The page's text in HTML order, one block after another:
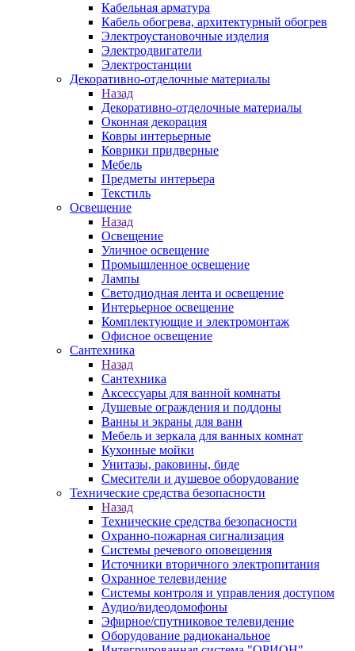
Кабельная арматура
Кабель обогрева, архитектурный обогрев
Электроустановочные изделия
Электродвигатели
Электростанции
Декоративно-отделочные материалы
Назад
Декоративно-отделочные материалы
Оконная декорация
Ковры интерьерные
Коврики придверные
Мебель
Предметы интерьера
Текстиль
Освещение
Назад
Освещение
Уличное освещение
Промышленное освещение
Лампы
Светодиодная лента и освещение
Интерьерное освещение
Комплектующие и электромонтаж
Офисное освещение
Сантехника
Назад
Сантехника
Аксессуары для ванной комнаты
Душевые ограждения и поддоны
Ванны и экраны для ванн
Мебель и зеркала для ванных комнат
Кухонные мойки
Унитазы, раковины, биде
Смесители и душевое оборудование
Технические средства безопасности
Назад
Технические средства безопасности
Охранно-пожарная сигнализация
Системы речевого оповещения
Источники вторичного электропитания
Охранное телевидение
Системы контроля и управления доступом
Аудио/видеодомофоны
Эфирное/спутниковое телевидение
Оборудование радиоканальное